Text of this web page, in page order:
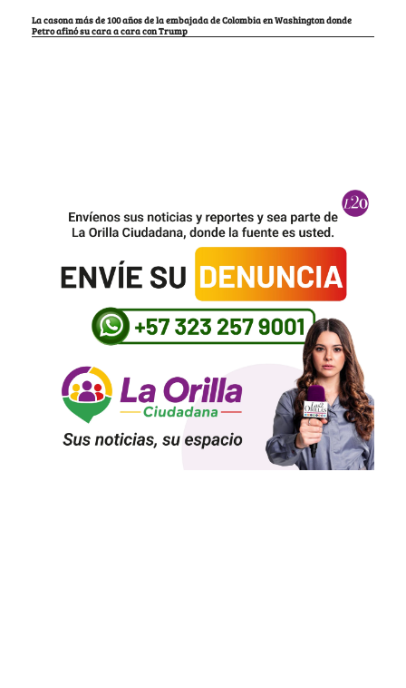
La casona más de 100 años de la embajada de Colombia en Washington donde
Petro afinó su cara a cara con Trump